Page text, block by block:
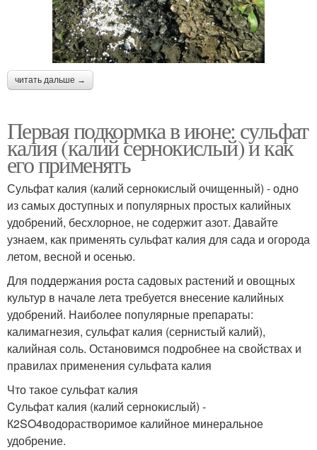
читать дальше →
Первая подкормка в июне: сульфат
калия (калий сернокислый) и как
его применять
Сульфат калия (калий сернокислый очищенный) - одно
из самых доступных и популярных простых калийных
удобрений, бесхлорное, не содержит азот. Давайте
узнаем, как применять сульфат калия для сада и огорода
летом, весной и осенью.
Для поддержания роста садовых растений и овощных
культур в начале лета требуется внесение калийных
удобрений. Наиболее популярные препараты:
калимагнезия, сульфат калия (сернистый калий),
калийная соль. Остановимся подробнее на свойствах и
правилах применения сульфата калия
Что такое сульфат калия
Cульфат калия (калий сернокислый) -
К2SO4водорастворимое калийное минеральное
удобрение.